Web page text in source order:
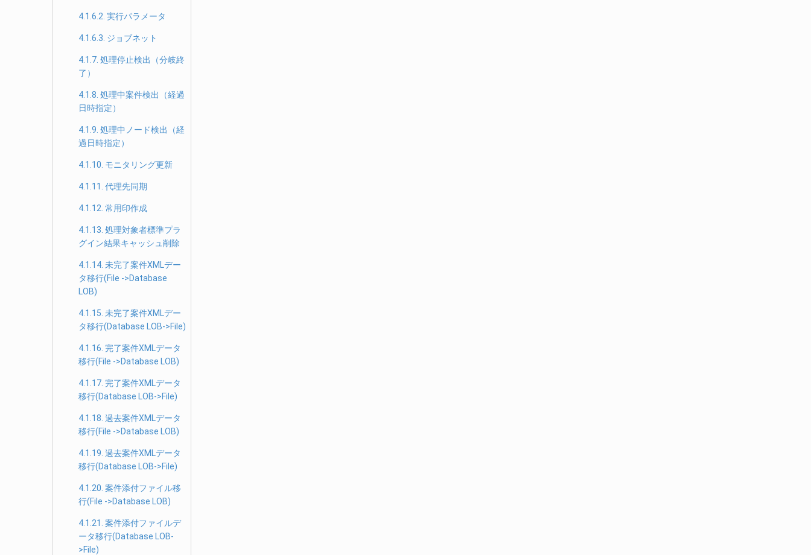
4.1.6.2. 実行パラメータ
4.1.6.3. ジョブネット
4.1.7. 処理停止検出（分岐終
了）
4.1.8. 処理中案件検出（経過
日時指定）
4.1.9. 処理中ノード検出（経
過日時指定）
4.1.10. モニタリング更新
4.1.11. 代理先同期
4.1.12. 常用印作成
4.1.13. 処理対象者標準プラ
グイン結果キャッシュ削除
4.1.14. 未完了案件XMLデー
タ移行(File ->Database
LOB)
4.1.15. 未完了案件XMLデー
タ移行(Database LOB->File)
4.1.16. 完了案件XMLデータ
移行(File ->Database LOB)
4.1.17. 完了案件XMLデータ
移行(Database LOB->File)
4.1.18. 過去案件XMLデータ
移行(File ->Database LOB)
4.1.19. 過去案件XMLデータ
移行(Database LOB->File)
4.1.20. 案件添付ファイル移
行(File ->Database LOB)
4.1.21. 案件添付ファイルデ
ータ移行(Database LOB-
>File)